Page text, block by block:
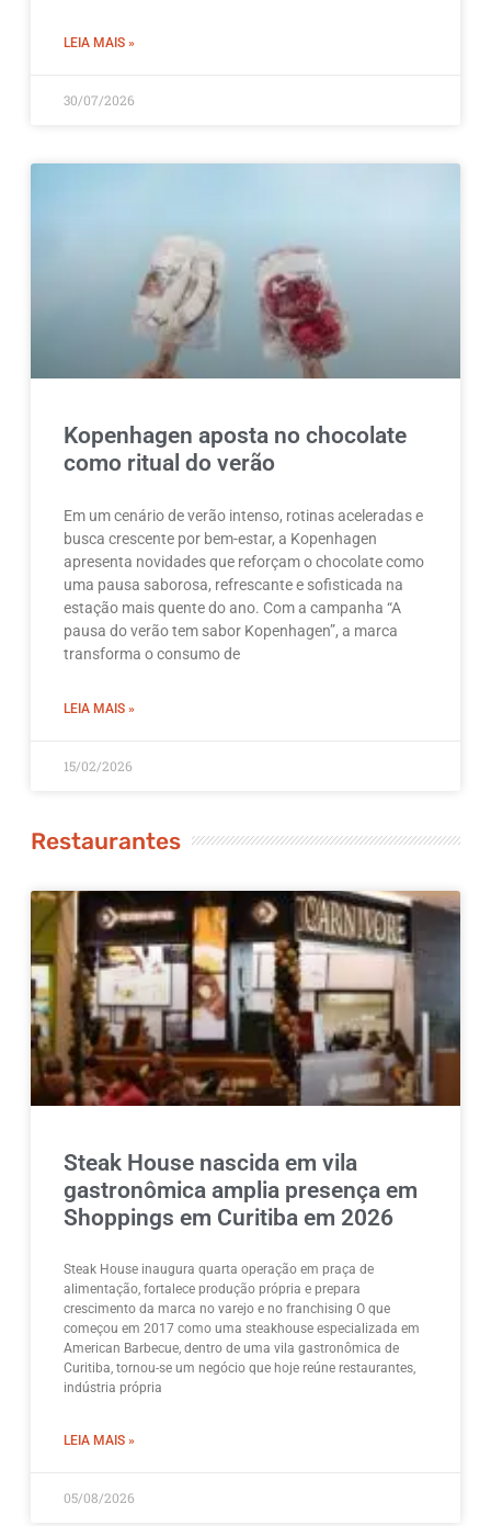
LEIA MAIS »
30/07/2026
Kopenhagen aposta no chocolate
como ritual do verão
Em um cenário de verão intenso, rotinas aceleradas e
busca crescente por bem-estar, a Kopenhagen
apresenta novidades que reforçam o chocolate como
uma pausa saborosa, refrescante e sofisticada na
estação mais quente do ano. Com a campanha “A
pausa do verão tem sabor Kopenhagen”, a marca
transforma o consumo de
LEIA MAIS »
15/02/2026
Restaurantes
Steak House nascida em vila
gastronômica amplia presença em
Shoppings em Curitiba em 2026
Steak House inaugura quarta operação em praça de
alimentação, fortalece produção própria e prepara
crescimento da marca no varejo e no franchising O que
começou em 2017 como uma steakhouse especializada em
American Barbecue, dentro de uma vila gastronômica de
Curitiba, tornou-se um negócio que hoje reúne restaurantes,
indústria própria
LEIA MAIS »
05/08/2026